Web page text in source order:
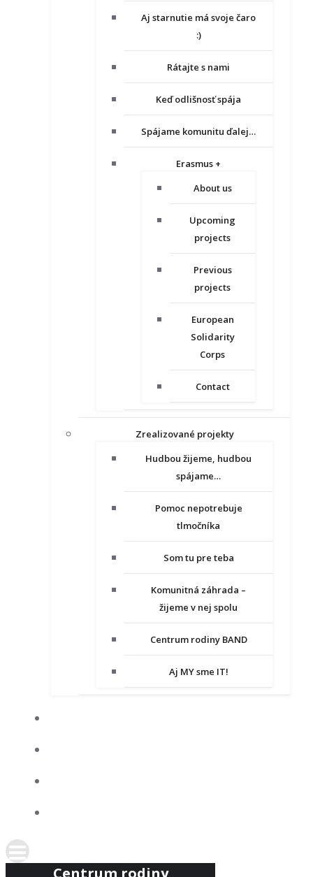
Aj starnutie má svoje čaro
:)
Rátajte s nami
Keď odlišnosť spája
Spájame komunitu ďalej…
Erasmus +
About us
Upcoming
projects
Previous
projects
European
Solidarity
Corps
Contact
Zrealizované projekty
Hudbou žijeme, hudbou
spájame…
Pomoc nepotrebuje
tlmočníka
Som tu pre teba
Komunitná záhrada –
žijeme v nej spolu
Centrum rodiny BAND
Aj MY sme IT!